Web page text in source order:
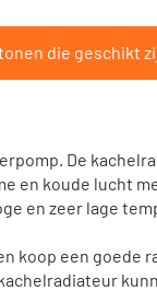
die geschikt
De
en koude lucht
en zeer lage
koop een goede